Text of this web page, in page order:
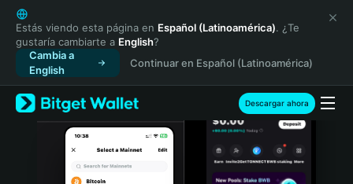
English
日本語
Tiếng Việt
Русский
Español (Latinoamérica)
Türkçe
Italiano
Estás viendo esta página en Español (Latinoamérica). ¿Te
gustaría cambiarte a English?
Cambia a
English
Continuar en Español (Latinoamérica)
Descargar ahora